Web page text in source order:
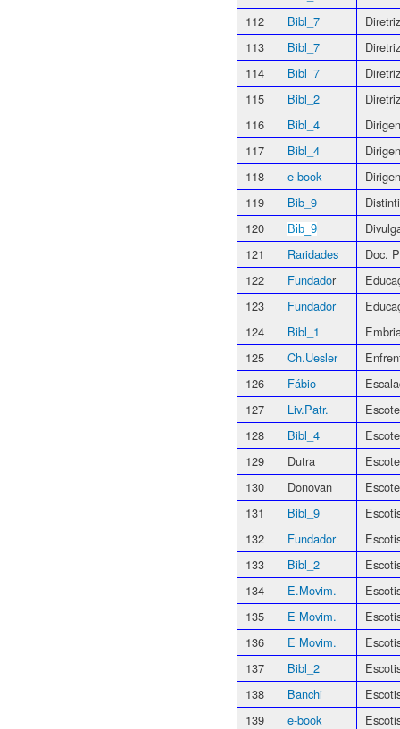
112
Bibl_7
113
Bibl_7
114
Bibl_7
115
Bibl_2
116
Bibl_4
117
Bibl_4
118
e-book
119
Bib_9
120
Bib_9
121
Raridades
Doc.
122
Fundador
123
Fundador
124
Bibl_1
125
Ch.Uesler
126
Fábio
127
Liv.Patr.
128
Bibl_4
129
Dutra
130
Donovan
131
Bibl_9
132
Fundador
133
Bibl_2
134
E.Movim.
135
E Movim.
136
E Movim.
137
Bibl_2
138
Banchi
139
e-book